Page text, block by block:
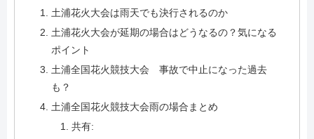
土浦花火大会は雨天でも決行されるのか
土浦花火大会が延期の場合はどうなるの？気になる
ポイント
土浦全国花火競技大会 事故で中止になった過去
も？
土浦全国花火競技大会雨の場合まとめ
共有: